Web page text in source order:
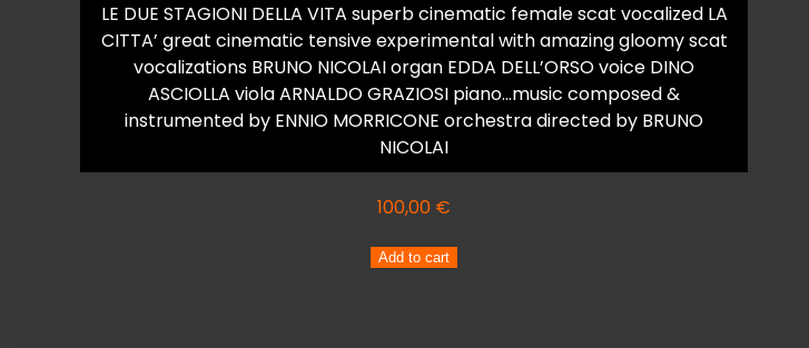
LE DUE STAGIONI DELLA VITA superb cinematic female scat vocalized LA
CITTA’ great cinematic tensive experimental with amazing gloomy scat
vocalizations BRUNO NICOLAI organ EDDA DELL’ORSO voice DINO
ASCIOLLA viola ARNALDO GRAZIOSI piano…music composed &
instrumented by ENNIO MORRICONE orchestra directed by BRUNO
NICOLAI
100,00 €
Add to cart